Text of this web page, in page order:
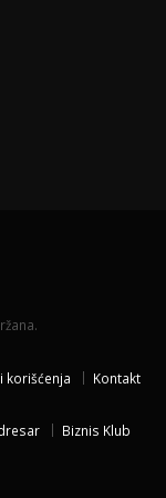
korišćenja Kontakt
Biznis Klub